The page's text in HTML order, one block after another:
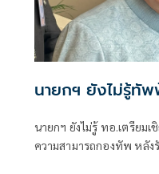
นายกฯ ยังไม่รู้ทั
นายกฯ ยังไม่รู้ ทอ.เตรียม
ความสามารถกองทัพ หลั